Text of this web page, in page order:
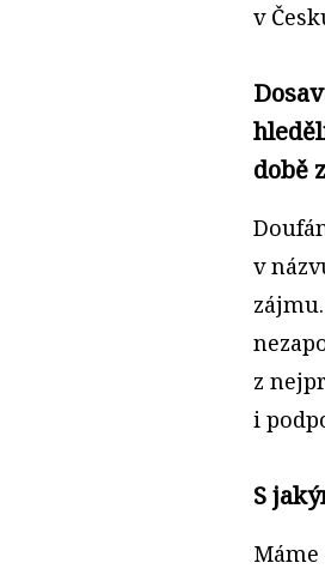
v
době
v
z
i
S